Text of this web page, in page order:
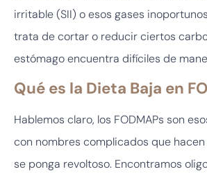
irritable (SII) o esos gases
trata de cortar o reducir ciertos
estómago encuentra difíciles de
Qué es la Dieta Baja en
Hablemos claro, los FODMAPs son
con nombres complicados que
se ponga revoltoso. Encontramos